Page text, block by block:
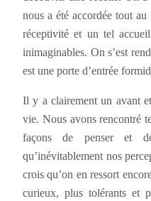
nous a été accordée tout
réceptivité et un tel
inimaginables. On s’est
est une porte d’entrée
Il y a clairement un avant
vie. Nous avons rencontré
façons de penser et
qu’inévitablement nos
crois qu’on en ressort
curieux, plus tolérants et